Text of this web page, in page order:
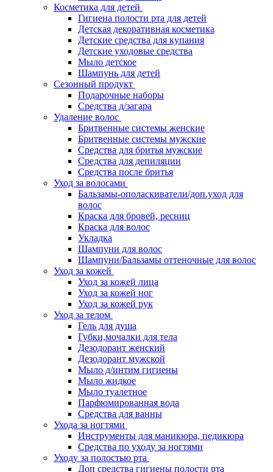
Косметика для детей
Гигиена полости рта для детей
Детская декоративная косметика
Детские средства для купания
Детские уходовые средства
Мыло детское
Шампунь для детей
Сезонный продукт
Подарочные наборы
Средства д/загара
Удаление волос
Бритвенные системы женские
Бритвенные системы мужские
Средства для бритья мужские
Средства для депиляции
Средства после бритья
Уход за волосами
Бальзамы-ополаскиватели/доп.уход для
волос
Краска для бровей, ресниц
Краска для волос
Укладка
Шампуни для волос
Шампуни/Бальзамы оттеночные для волос
Уход за кожей
Уход за кожей лица
Уход за кожей ног
Уход за кожей рук
Уход за телом
Гель для душа
Губки,мочалки для тела
Дезодорант женский
Дезодорант мужской
Мыло д/интим гигиены
Мыло жидкое
Мыло туалетное
Парфюмированная вода
Средства для ванны
Ухода за ногтями
Инструменты для маникюра, педикюра
Средства по уходу за ногтями
Уходу за полостью рта
Доп средства гигиены полости рта